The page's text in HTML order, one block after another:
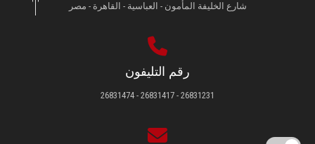
شارع الخليفة المأمون - العباسية - القاهرة - مصر
رقم التليفون
26831231 - 26831417 - 26831474